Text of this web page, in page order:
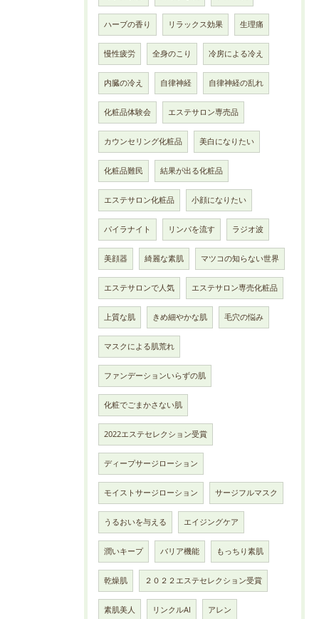
ハーブの香り リラックス効果 生理痛
慢性疲労 全身のこり 冷房による冷え
内臓の冷え 自律神経 自律神経の乱れ
化粧品体験会 エステサロン専売品
カウンセリング化粧品 美白になりたい
化粧品難民 結果が出る化粧品
エステサロン化粧品 小顔になりたい
パイラナイト リンパを流す ラジオ波
美顔器 綺麗な素肌 マツコの知らない世界
エステサロンで人気 エステサロン専売化粧品
上質な肌 きめ細やかな肌 毛穴の悩み
マスクによる肌荒れ
ファンデーションいらずの肌
化粧でごまかさない肌
2022エステセレクション受賞
ディープサージローション
モイストサージローション サージフルマスク
うるおいを与える エイジングケア
潤いキープ バリア機能 もっちり素肌
乾燥肌 ２０２２エステセレクション受賞
素肌美人 リンクルAI アレン